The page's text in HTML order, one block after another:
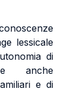
lessicale
di
anche
e di